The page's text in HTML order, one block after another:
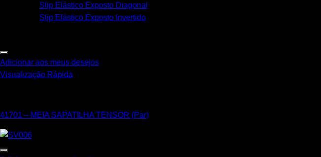
Slip Elástico Exposto Diagonal
Slip Elástico Exposto Invertido
Adicionar aos meus desejos
Visualização Rápida
41701 – MEIA SAPATILHA TENSOR (Par)